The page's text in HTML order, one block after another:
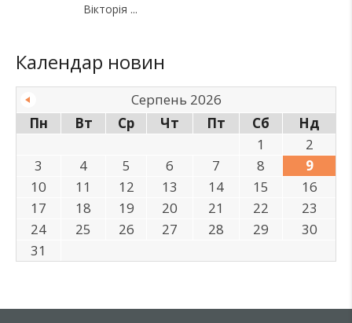
Вікторія
Календар новин
Серпень 2026
Пн
Вт Ср Чт Пт Сб
Нд
1
2
3
4 5 6 7 8
9
10
11 12 13 14 15
16
17
18 19 20 21 22
23
24
25 26 27 28 29
30
31